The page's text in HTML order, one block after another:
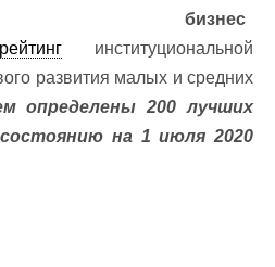
бизнес
рейтингинституциональной
развития малых и средних
определены 200 лучших
на 1 июля 2020